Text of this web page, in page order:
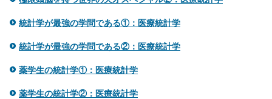
統計学が最強の学問である①：医療統計学
統計学が最強の学問である②：医療統計学
薬学生の統計学①：医療統計学
薬学生の統計学②：医療統計学